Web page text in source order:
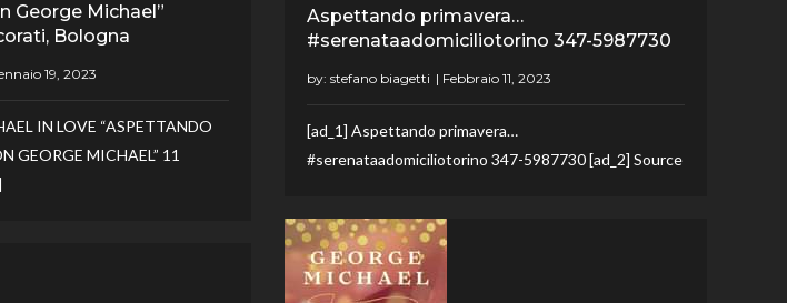
Aspettando primavera…
#serenataadomiciliotorino 347-5987730
by: stefano biagetti
[ad_1] Aspettando primavera…
#serenataadomiciliotorino 347-5987730 [ad_2] Source
George Michael”
Bologna
IN LOVE “ASPETTANDO
GEORGE MICHAEL” 11